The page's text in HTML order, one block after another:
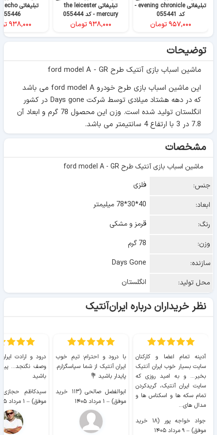
تبلیغاتی evening chronicle -
کد 055441
۹۵۷,۰۰۰تومان
تبلیغاتی the leicester
mercury - کد 055444
۹۳۸,۰۰۰تومان
055446
۹۳۸,۰۰۰
توضیحات
ماشین اسباب بازی آنتیک طرح ford model A - GR
این ماشین اسباب بازی طرح خودرو ford model A می باشد
که در دهه هشتاد میلادی توسط شرکت Days gone در کشور
انگلستان تولید شده است. وزن این محصول 78 گرم و ابعاد آن
7.8 در 3 با ارتفاع 4 سانتیمتر می باشد.
مشخصات
ماشین اسباب بازی آنتیک طرح ford model A - GR
جنس:
فلزی
ابعاد:
40*30*78 میلیمتر
رنگ:
قرمز و مشکی
وزن:
78 گرم
سازنده:
Days Gone
محل تولید:
انگلستان
نظر خریداران درباره ایران‌آنتیک
آدینه تمام اعضا و کارکنان
سایت بسیار خوب ايران آنتیک
بخیر... و به امید روزی که
سایت ايران آنتیک، گریدکردن
تمام سکه ها و اسکناس ها و
مدال های...
جواد خواجه پور (۱۸ خرید
موفق) – ۹ مرداد ۱۴۰۵
با درود و احترام؛ تیم خوب
ایران آنتیک از شما سپاسگزارم.
پایدار باشید 💐
ابوالفضل صالحی (۱۱۳ خرید
موفق) – ۱ مرداد ۱۴۰۵
درود و ارادت
وصف نگنجد...
باشید
موفق) – ۱ مرداد ۱۴۰۵